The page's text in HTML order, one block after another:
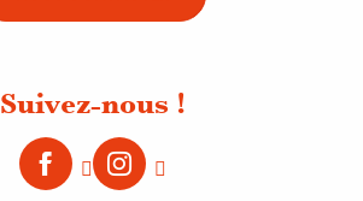
Suivez-nous !